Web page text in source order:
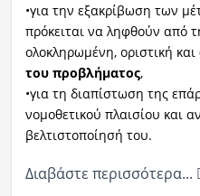
•για την εξακρίβωση των
πρόκειται να ληφθούν από
ολοκληρωμένη, οριστική και
του προβλήματος,
•για τη διαπίστωση της
νομοθετικού πλαισίου και
βελτιστοποίησή του.
Διαβάστε περισσότερα...